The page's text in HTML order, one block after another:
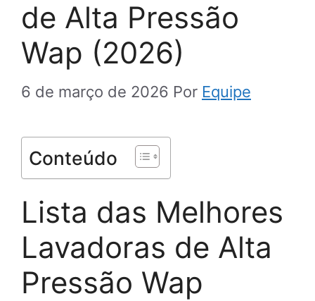
de Alta Pressão
Wap (2026)
6 de março de 2026 Por Equipe
Conteúdo
Lista das Melhores
Lavadoras de Alta
Pressão Wap